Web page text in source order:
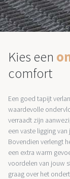
Kies een
comfort
Een goed tapijt
waardevolle
verraadt zijn
een vaste ligging
Bovendien verlengt
een extra warm
voordelen van jouw
graag over het